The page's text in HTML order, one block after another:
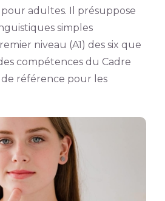
adultes. Il présuppose
simples
niveau (A1) des six que
compétences du Cadre
référence pour les